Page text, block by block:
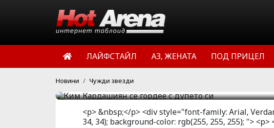
ЛАЙФСТАЙЛ АЗ, ЖЕНАТА ПОД ПРИЦЕЛ
Новини Чужди звезди
Фактът, че най-
оказва това на Ким Кардашиян,
Изглежда, че не само феновете й
поддържаните й задни части.
харесва формата му и че ужасно
HotArena.net
<p> &nbsp;</p> <div style="font-family: Arial,
34, 34); background-color: rgb(255, 255, 255); ">